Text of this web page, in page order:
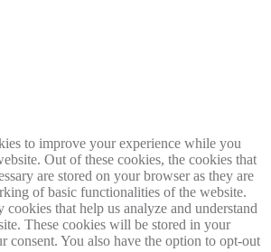
to improve your experience while you
Out of these cookies, the cookies that
are stored on your browser as they are
of basic functionalities of the website.
cookies that help us analyze and understand
These cookies will be stored in your
consent. You also have the option to opt-out